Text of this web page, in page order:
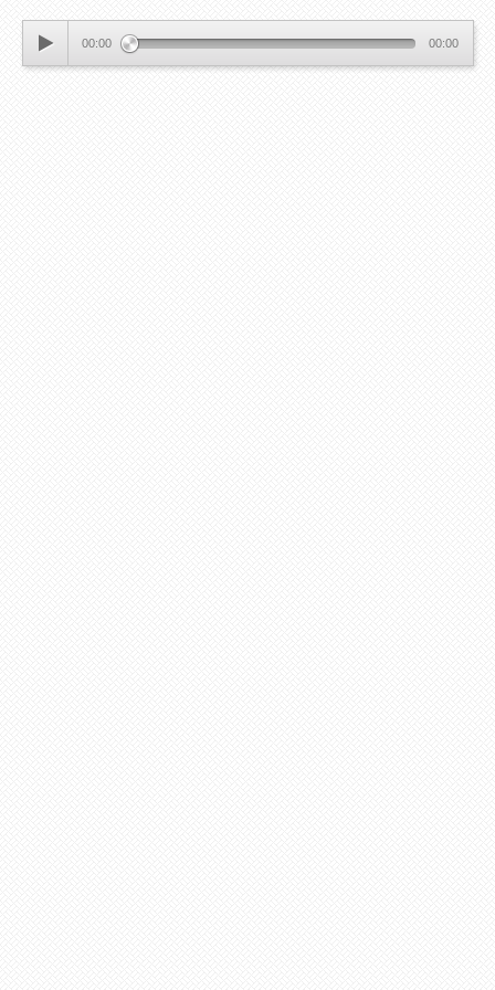
00:00 00:00